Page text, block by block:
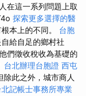
在這一系列問題上取
探索更多選擇的醫
本上的不同。 台胞
給自足的鄉村社
們徵收稅收為基礎的
台北辦理台胞證 西屯
除此之外，城市商人
北記帳士事務所專業